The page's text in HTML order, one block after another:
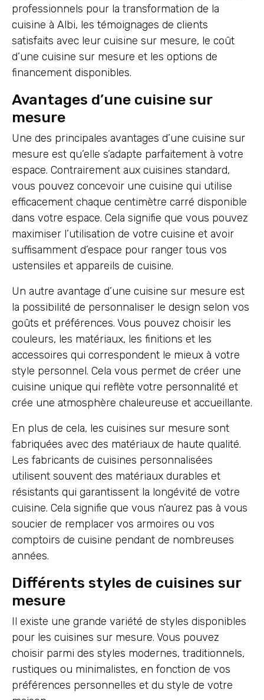
professionnels pour la transformation de la
cuisine à Albi, les témoignages de clients
satisfaits avec leur cuisine sur mesure, le coût
d’une cuisine sur mesure et les options de
financement disponibles.
Avantages d’une cuisine sur
mesure
Une des principales avantages d’une cuisine sur
mesure est qu’elle s’adapte parfaitement à votre
espace. Contrairement aux cuisines standard,
vous pouvez concevoir une cuisine qui utilise
efficacement chaque centimètre carré disponible
dans votre espace. Cela signifie que vous pouvez
maximiser l’utilisation de votre cuisine et avoir
suffisamment d’espace pour ranger tous vos
ustensiles et appareils de cuisine.
Un autre avantage d’une cuisine sur mesure est
la possibilité de personnaliser le design selon vos
goûts et préférences. Vous pouvez choisir les
couleurs, les matériaux, les finitions et les
accessoires qui correspondent le mieux à votre
style personnel. Cela vous permet de créer une
cuisine unique qui reflète votre personnalité et
crée une atmosphère chaleureuse et accueillante.
En plus de cela, les cuisines sur mesure sont
fabriquées avec des matériaux de haute qualité.
Les fabricants de cuisines personnalisées
utilisent souvent des matériaux durables et
résistants qui garantissent la longévité de votre
cuisine. Cela signifie que vous n’aurez pas à vous
soucier de remplacer vos armoires ou vos
comptoirs de cuisine pendant de nombreuses
années.
Différents styles de cuisines sur
mesure
Il existe une grande variété de styles disponibles
pour les cuisines sur mesure. Vous pouvez
choisir parmi des styles modernes, traditionnels,
rustiques ou minimalistes, en fonction de vos
préférences personnelles et du style de votre